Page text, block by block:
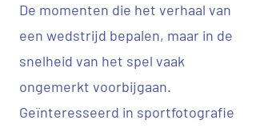
De momenten die het verhaal van
een wedstrijd bepalen, maar in de
snelheid van het spel vaak
ongemerkt voorbijgaan.
Geïnteresseerd in sportfotografie